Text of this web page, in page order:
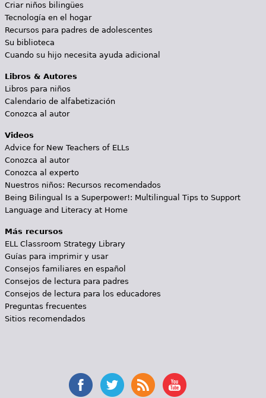
Criar niños bilingües
Tecnología en el hogar
Recursos para padres de adolescentes
Su biblioteca
Cuando su hijo necesita ayuda adicional
Libros & Autores
Libros para niños
Calendario de alfabetización
Conozca al autor
Videos
Advice for New Teachers of ELLs
Conozca al autor
Conozca al experto
Nuestros niños: Recursos recomendados
Being Bilingual Is a Superpower!: Multilingual Tips to Support
Language and Literacy at Home
Más recursos
ELL Classroom Strategy Library
Guías para imprimir y usar
Consejos familiares en español
Consejos de lectura para padres
Consejos de lectura para los educadores
Preguntas frecuentes
Sitios recomendados